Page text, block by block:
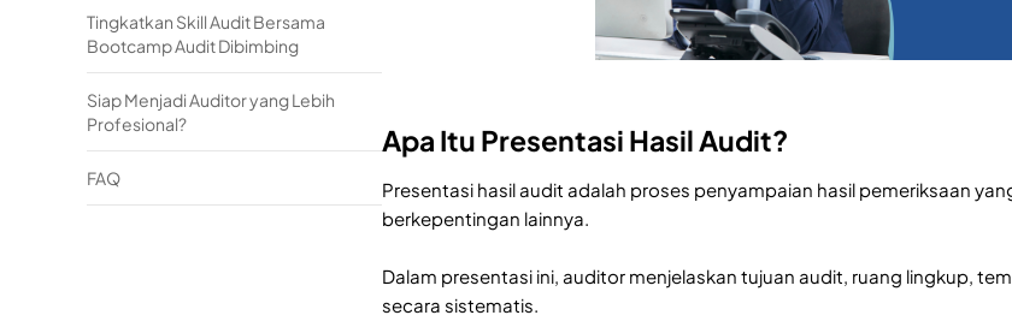
Tingkatkan Skill Audit Bersama
Bootcamp Audit Dibimbing
Siap Menjadi Auditor yang Lebih
Profesional?
FAQ
Apa Itu Presentasi Hasil Audit?
Presentasi hasil audit adalah proses penyampaian hasil pemeriksaan
berkepentingan lainnya.
Dalam presentasi ini, auditor menjelaskan tujuan audit, ruang lingkup,
secara sistematis.